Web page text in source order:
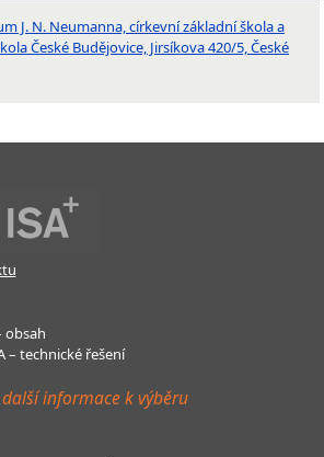
J. N. Neumanna, církevní základní škola a
České Budějovice, Jirsíkova 420/5, České
obsah
– technické řešení
informace k výběru